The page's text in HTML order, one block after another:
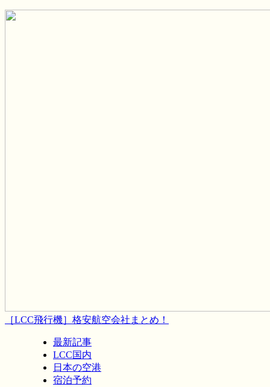
［LCC飛行機］格安航空会社まとめ！
最新記事
LCC国内
日本の空港
宿泊予約